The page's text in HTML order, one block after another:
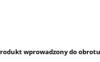
wprowadzony do